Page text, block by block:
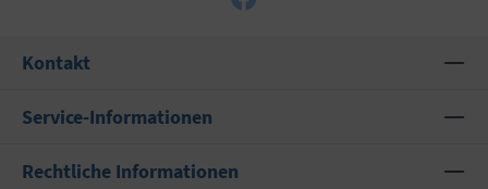
Kontakt
Service-Informationen
Rechtliche Informationen